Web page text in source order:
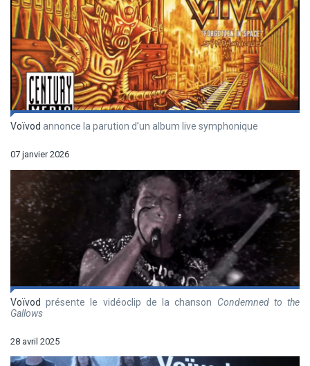
Voïvod annonce la parution d’un album live symphonique
07 janvier 2026
Voïvod présente le vidéoclip de la chanson Condemned to the
Gallows
28 avril 2025